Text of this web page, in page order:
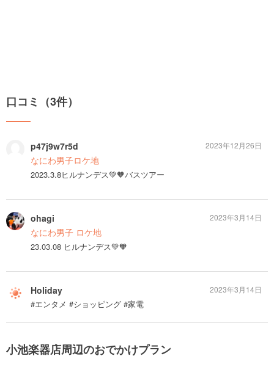
口コミ（3件）
p47j9w7r5d
なにわ男子ロケ地
2023.3.8ヒルナンデス💚🧡バスツアー
2023年12月26日
ohagi
なにわ男子 ロケ地
23.03.08 ヒルナンデス💚🧡
2023年3月14日
Holiday
#エンタメ #ショッピング #家電
2023年3月14日
小池楽器店周辺のおでかけプラン